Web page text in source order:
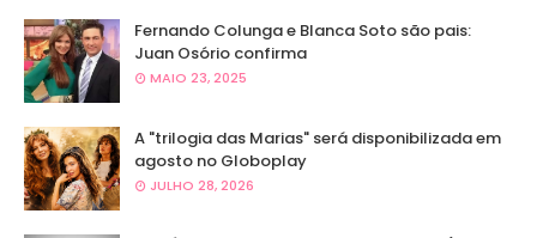
Fernando Colunga e Blanca Soto são pais:
Juan Osório confirma
MAIO 23, 2025
A "trilogia das Marias" será disponibilizada em
agosto no Globoplay
JULHO 28, 2026